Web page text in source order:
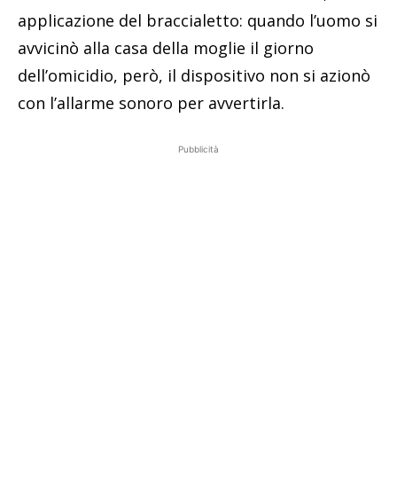
applicazione del braccialetto: quando l’uomo si
avvicinò alla casa della moglie il giorno
dell’omicidio, però, il dispositivo non si azionò
con l’allarme sonoro per avvertirla.
Pubblicità